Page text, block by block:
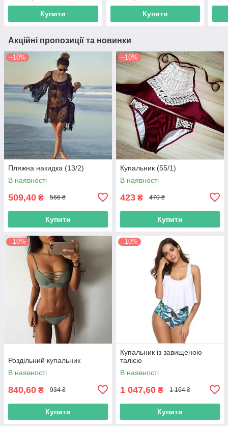
Купити Купити
Акційні пропозиції та новинки
–10%
Пляжна накидка (13/2)
В наявності
509,40 ₴ 566 ₴
Купити
–10%
Купальник (55/1)
В наявності
423 ₴ 470 ₴
Купити
–10%
Роздільний купальник
В наявності
840,60 ₴ 934 ₴
Купити
–10%
Купальник із завищеною
талією
В наявності
1 047,60 ₴ 1 164 ₴
Купити